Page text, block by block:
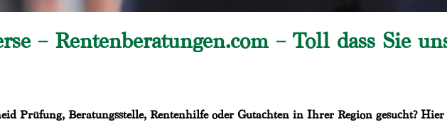
– Rentenberatungen.com – Toll dass Sie
Prüfung, Beratungsstelle, Rentenhilfe oder Gutachten in Ihrer Region gesucht?